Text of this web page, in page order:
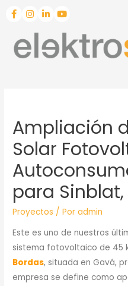
Ampliación
Solar
para Sinblat,
Proyectos / Poradmin
Este es uno de nuestros
sistema fotovoltaico de 45
Bordas, situada en Gavá,
empresa se define como